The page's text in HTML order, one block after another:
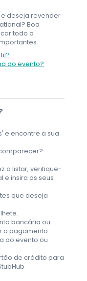
deseja revender
Boa
todo o
do evento?
e encontre a sua
a listar, verifique-
e insira os seus
que deseja
bancária ou
o pagamento
do evento ou
de crédito para